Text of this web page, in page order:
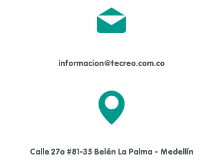
informacion@tecreo.com.co
Calle 27a #81-35 Belén La Palma - Medellín